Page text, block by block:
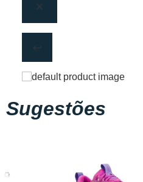
Sugestões